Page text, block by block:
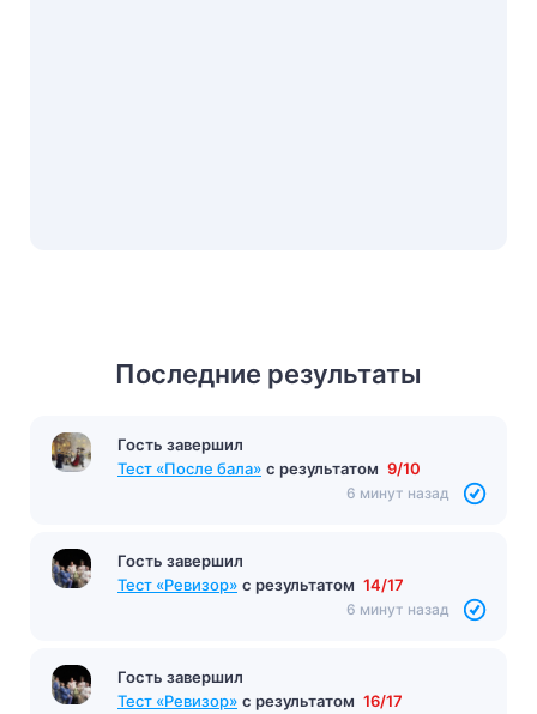
Последние результаты
Гость завершил
Тест «После бала» с результатом 9/10
6 минут назад
Гость завершил
Тест «Ревизор» с результатом 14/17
6 минут назад
Гость завершил
Тест «Ревизор» с результатом 16/17